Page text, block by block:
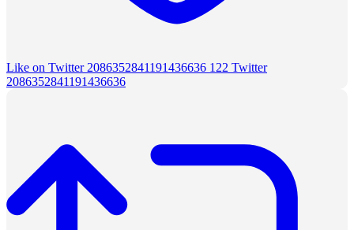
Like on Twitter 2086352841191436636 122 Twitter
2086352841191436636